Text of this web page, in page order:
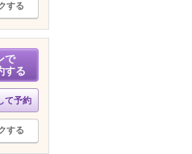
する
で
する
て予約
する